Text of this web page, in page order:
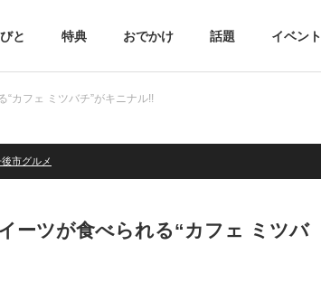
と 特典 おでかけ 話題 イベント
カフェ ミツバチ”がキニナル!!
市グルメ
ーツが食べられる“カフェ ミツバ